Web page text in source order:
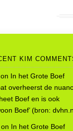
KIM
on In het Grote Boef
overheerst de
Boef en is ook
Boef’ (bron:
on In het Grote Boef